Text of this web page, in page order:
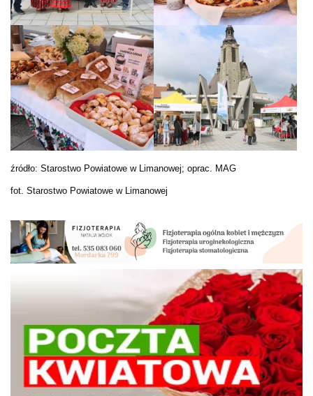
źródło: Starostwo Powiatowe w Limanowej; oprac. MAG
fot. Starostwo Powiatowe w Limanowej